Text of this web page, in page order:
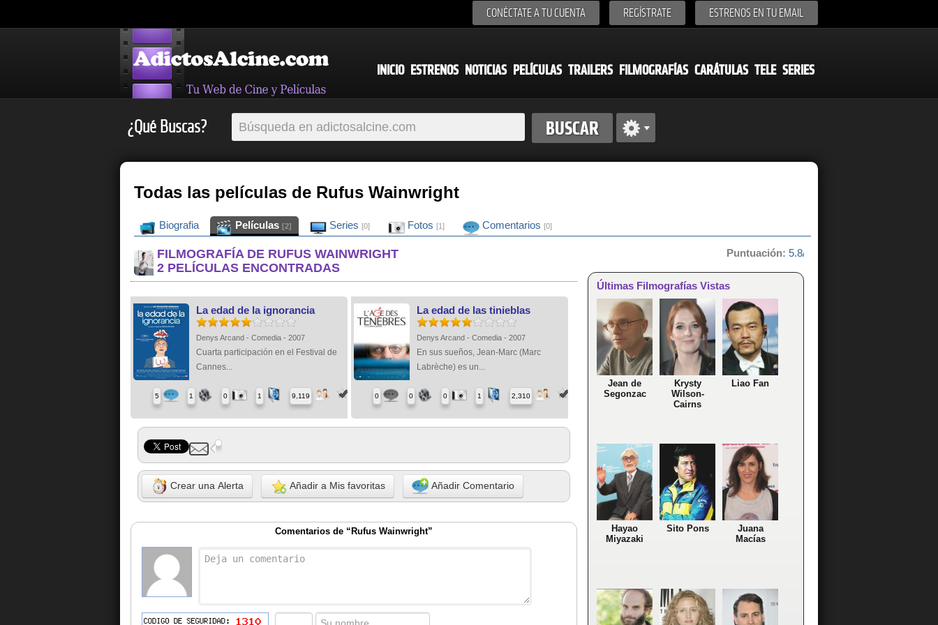
CONÉCTATE A TU CUENTA REGÍSTRATE ESTRENOS EN TU EMAIL
INICIO ESTRENOS NOTICIAS PELÍCULAS TRAILERS FILMOGRAFÍAS CARÁTULAS TELE SERIES
¿Qué Buscas?
Todas las películas de Rufus Wainwright
Biografia Películas [2] Series [0] Fotos [1] Comentarios [0]
FILMOGRAFÍA DE RUFUS WAINWRIGHT
2 PELÍCULAS ENCONTRADAS
La edad de la ignorancia
Denys Arcand - Comedia - 2007
Cuarta participación en el Festival de
Cannes...
5 1 0 1 9,119
La edad de las tinieblas
Denys Arcand - Comedia - 2007
En sus sueños, Jean-Marc (Marc
Labrèche) es un...
0 0 0 1 2,310
Crear una Alerta Añadir a Mis favoritas Añadir Comentario
Comentarios de “Rufus Wainwright”
Puntuación: 5.8/10 de 5 votos
Últimas Filmografías Vistas
Jean de
Segonzac
Krysty
Wilson-
Cairns
Liao Fan
Hayao
Miyazaki
Sito Pons
Juana
Macías